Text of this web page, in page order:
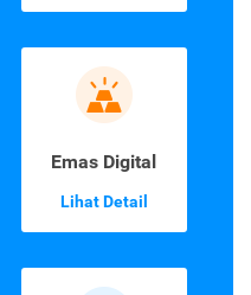
Emas Digital
Lihat Detail